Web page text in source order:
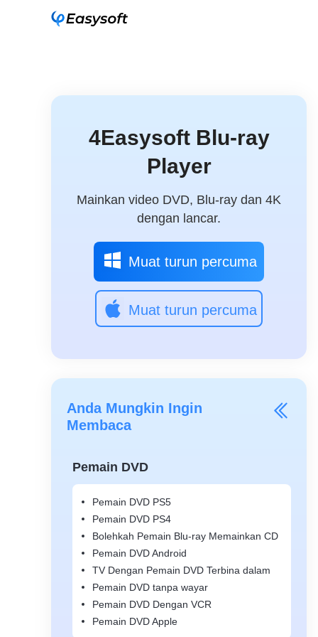
4Easysoft Blu-ray
Player
Mainkan video DVD, Blu-ray dan 4K
dengan lancar.
Muat turun percuma
Muat turun percuma
Anda Mungkin Ingin
Membaca
Pemain DVD
Pemain DVD PS5
Pemain DVD PS4
Bolehkah Pemain Blu-ray Memainkan CD
Pemain DVD Android
TV Dengan Pemain DVD Terbina dalam
Pemain DVD tanpa wayar
Pemain DVD Dengan VCR
Pemain DVD Apple